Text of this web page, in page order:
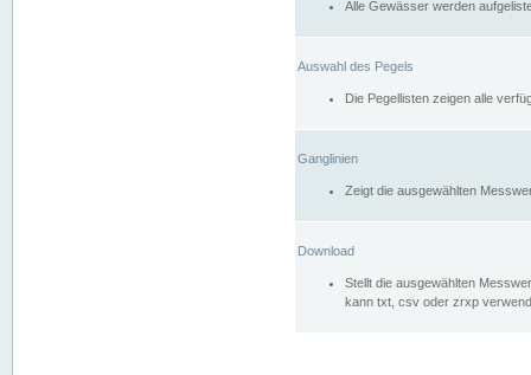
Alle Gewässer werden
Auswahl des Pegels
Die Pegellisten zeigen alle
Ganglinien
Zeigt die ausgewählten
Download
Stellt die ausgewählten
kann txt, csv oder zrxp